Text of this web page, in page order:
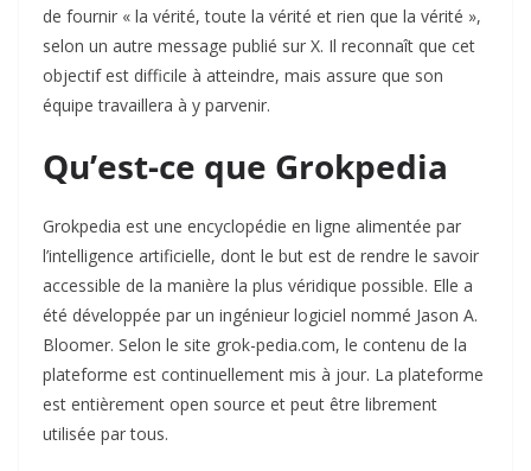
de fournir « la vérité, toute la vérité et rien que la vérité »,
selon un autre message publié sur X. Il reconnaît que cet
objectif est difficile à atteindre, mais assure que son
équipe travaillera à y parvenir.
Qu’est-ce que Grokpedia
Grokpedia est une encyclopédie en ligne alimentée par
l’intelligence artificielle, dont le but est de rendre le savoir
accessible de la manière la plus véridique possible. Elle a
été développée par un ingénieur logiciel nommé Jason A.
Bloomer. Selon le site grok-pedia.com, le contenu de la
plateforme est continuellement mis à jour. La plateforme
est entièrement open source et peut être librement
utilisée par tous.